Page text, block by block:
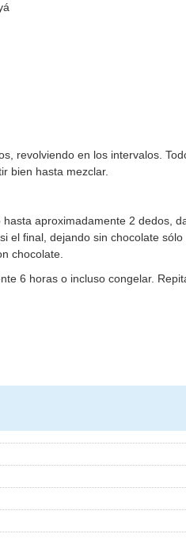
revolviendo en los intervalos.
bien hasta mezclar.
aproximadamente 2 dedos,
el final, dejando sin chocolate
chocolate.
6 horas o incluso congelar.